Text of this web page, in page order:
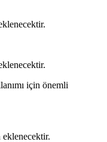
için önemli
eklenecektir.